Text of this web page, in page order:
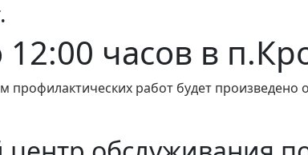
12:00 часов в
профилактических работ будет произведено